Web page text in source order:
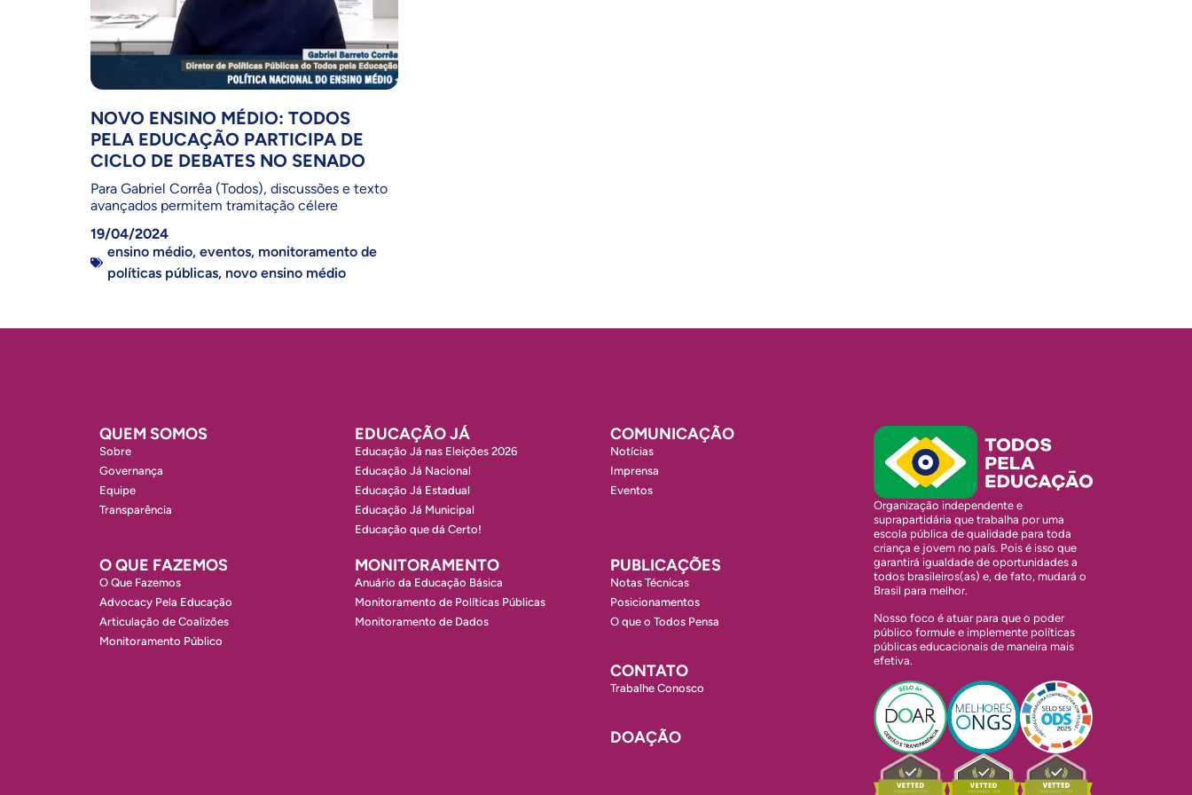
NOVO ENSINO MÉDIO: TODOS
PELA EDUCAÇÃO PARTICIPA DE
CICLO DE DEBATES NO SENADO
Para Gabriel Corrêa (Todos), discussões e texto
avançados permitem tramitação célere
19/04/2024
ensino médio, eventos, monitoramento de
políticas públicas, novo ensino médio
QUEM SOMOS
Sobre
Governança
Equipe
Transparência
EDUCAÇÃO JÁ
Educação Já nas Eleições 2026
Educação Já Nacional
Educação Já Estadual
Educação Já Municipal
Educação que dá Certo!
COMUNICAÇÃO
Notícias
Imprensa
Eventos
O QUE FAZEMOS
O Que Fazemos
Advocacy Pela Educação
Articulação de Coalizões
Monitoramento Público
MONITORAMENTO
Anuário da Educação Básica
Monitoramento de Políticas Públicas
Monitoramento de Dados
PUBLICAÇÕES
Notas Técnicas
Posicionamentos
O que o Todos Pensa
CONTATO
Trabalhe Conosco
DOAÇÃO
Organização independente e
suprapartidária que trabalha por uma
escola pública de qualidade para toda
criança e jovem no país. Pois é isso que
garantirá igualdade de oportunidades a
todos brasileiros(as) e, de fato, mudará o
Brasil para melhor.
Nosso foco é atuar para que o poder
público formule e implemente políticas
públicas educacionais de maneira mais
efetiva.